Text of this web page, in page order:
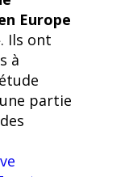
Europe
Ils ont
à
partie